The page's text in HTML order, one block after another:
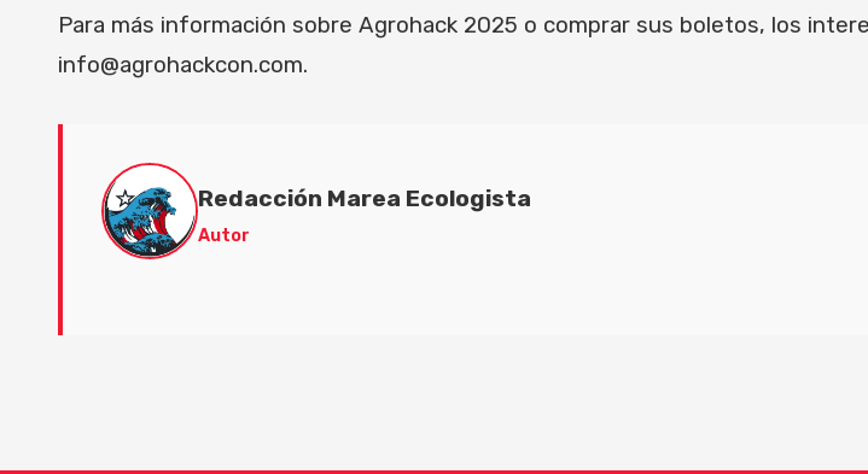
Para más información sobre Agrohack 2025 o comprar sus boletos, los
info@agrohackcon.com.
Redacción Marea Ecologista
Autor